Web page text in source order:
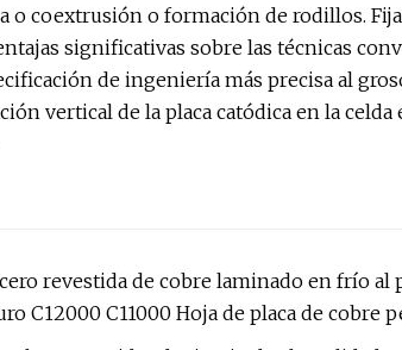
o coextrusión o formación de rodillos.
significativas sobre las técnicas
de ingeniería más precisa al
vertical de la placa catódica en la
revestida de cobre laminado en frío
C12000 C11000 Hoja de placa de cobre